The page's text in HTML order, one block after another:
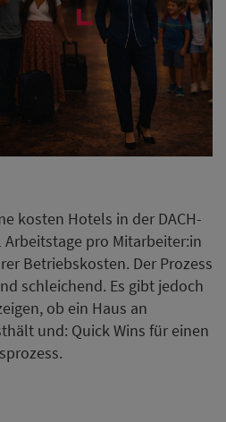
kosten Hotels in der DACH-
Arbeitstage pro Mitarbeiter:in
Betriebskosten. Der Prozess
schleichend. Es gibt jedoch
ob ein Haus an
und: Quick Wins für einen